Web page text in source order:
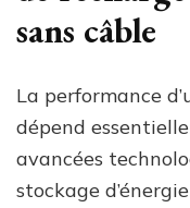
sans câble
La performance
dépend
avancées
stockage